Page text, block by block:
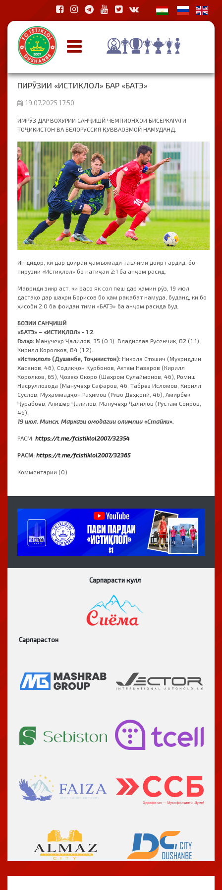
ПИРӮЗИИ «ИСТИҚЛОЛ» БАР «БАТЭ»
19.07.2025 17:50
ИМРӮЗ ДАР ВОХУРИИ САНҶИШӢ ЧЕМПИОНҲОИ БИСЁРКАРАТИ
ТОҶИКИСТОН ВА БЕЛОРУССИЯ ҚУВВАОЗМОӢ НАМУДАНД.
Ин дидор, ки дар доираи ҷамъомади таълимӣ доир гардид, бо
пирузии «Истиқлол» бо натиҷаи 2:1 ба анҷом расид.
Мавриди зикр аст, ки расо як сол пеш дар ҳамин рӯз, 19 июл,
дастаҳо дар шаҳри Борисов бо ҳам рақабат намуда, буданд, ки бо
ҳисоби 2:0 ба фоидаи тими «БАТЭ» ба анҷом расида буд.
БОЗИИ САНҶИШӢ
«БАТЭ» – «ИСТИҚЛОЛ» - 1:2
Голҳо: Манучеҳр Ҷалилов, 35 (0:1). Владислав Русенчик, 82 (1:1).
Кирилл Королков, 84 (1:2).
«Истиқлол» (Душанбе, Тоҷикистон): Никола Стошич (Мухриддин
Хасанов, 46), Содиқҷон Қурбонов, Ахтам Назаров (Кирилл
Королков, 65), Ҷозеф Окоро (Шаҳром Сулаймонов, 46), Ромиш
Насруллозода (Манучеҳр Сафаров, 46, Табрез Исломов, Кирилл
Суслов, Муҳаммадҷон Раҳимов (Ризо Деҳқонӣ, 46), Амирбек
Ҷурабоев, Алишер Ҷалилов, Манучеҳр Ҷалилов (Рустам Соиров,
46).
19 июл. Минск. Маркази омодагии олимпии «Стайки».
РАСМ: https://t.me/fcistiklol2007/32354
РАСМ: https://t.me/fcistiklol2007/32365
Комментарии (0)
Сарпарасти кулл
Сарпарастон